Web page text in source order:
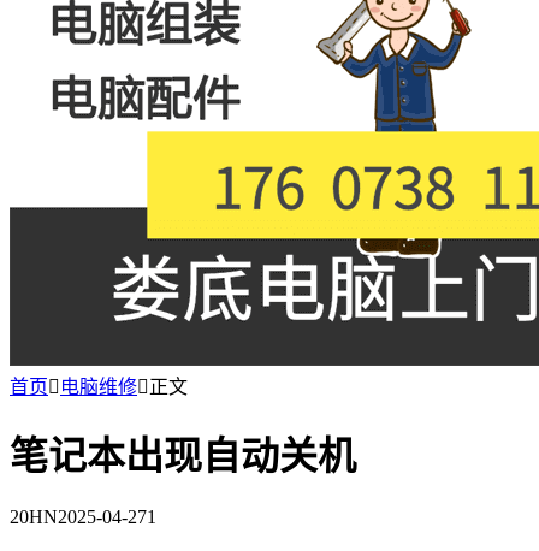
首页 电脑维修正文
笔记本出现自动关机
20HN2025-04-271